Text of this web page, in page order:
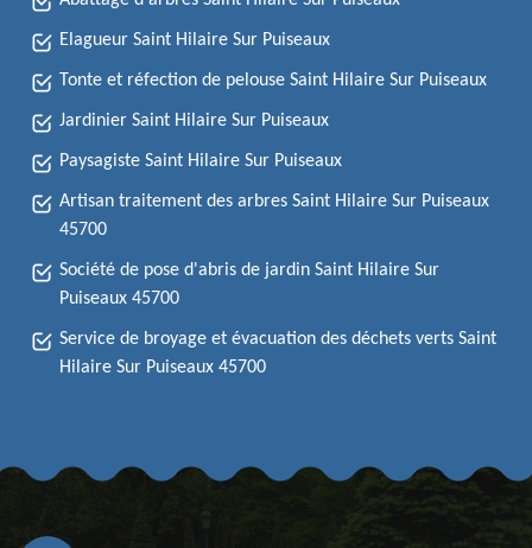
Elagueur Saint Hilaire Sur Puiseaux
Tonte et réfection de pelouse Saint Hilaire Sur Puiseaux
Jardinier Saint Hilaire Sur Puiseaux
Paysagiste Saint Hilaire Sur Puiseaux
Artisan traitement des arbres Saint Hilaire Sur Puiseaux
45700
Société de pose d'abris de jardin Saint Hilaire Sur
Puiseaux 45700
Service de broyage et évacuation des déchets verts Saint
Hilaire Sur Puiseaux 45700